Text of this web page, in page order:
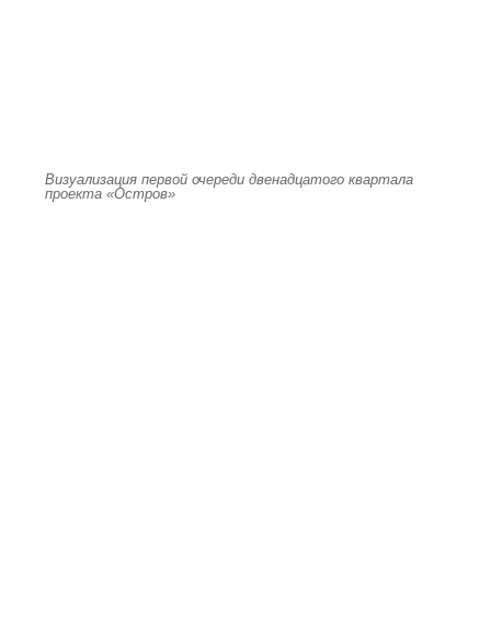
Визуализация первой очереди двенадцатого квартала
проекта «Остров»